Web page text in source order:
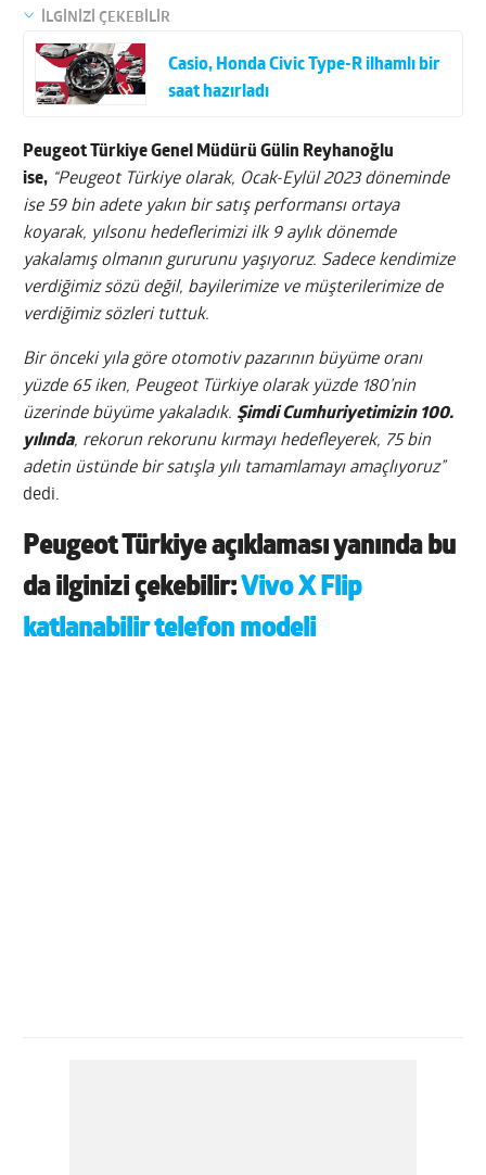
İLGİNİZİ ÇEKEBİLİR
Casio, Honda Civic Type-R ilhamlı bir
saat hazırladı
Peugeot Türkiye Genel Müdürü Gülin Reyhanoğlu
ise, “Peugeot Türkiye olarak, Ocak-Eylül 2023 döneminde
ise 59 bin adete yakın bir satış performansı ortaya
koyarak, yılsonu hedeflerimizi ilk 9 aylık dönemde
yakalamış olmanın gururunu yaşıyoruz. Sadece kendimize
verdiğimiz sözü değil, bayilerimize ve müşterilerimize de
verdiğimiz sözleri tuttuk.
Bir önceki yıla göre otomotiv pazarının büyüme oranı
yüzde 65 iken, Peugeot Türkiye olarak yüzde 180’nin
üzerinde büyüme yakaladık. Şimdi Cumhuriyetimizin 100.
yılında, rekorun rekorunu kırmayı hedefleyerek, 75 bin
adetin üstünde bir satışla yılı tamamlamayı amaçlıyoruz”
dedi.
Peugeot Türkiye açıklaması yanında bu
da ilginizi çekebilir: Vivo X Flip
katlanabilir telefon modeli